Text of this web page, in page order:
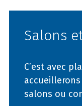
Salons
C’est avec
salons ou